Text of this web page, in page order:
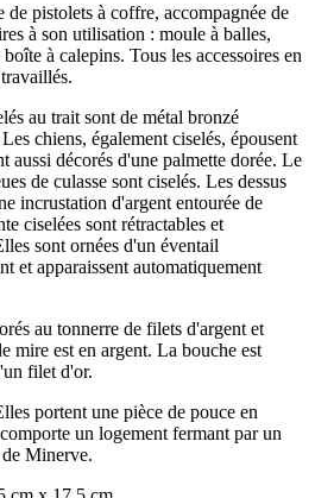
pistolets à coffre, accompagnée de
à son utilisation : moule à balles,
à calepins. Tous les accessoires en
au trait sont de métal bronzé
chiens, également ciselés, épousent
aussi décorés d'une palmette dorée. Le
de culasse sont ciselés. Les dessus
incrustation d'argent entourée de
ciselées sont rétractables et
sont ornées d'un éventail
et apparaissent automatiquement
au tonnerre de filets d'argent et
mire est en argent. La bouche est
filet d'or.
portent une pièce de pouce en
un logement fermant par un
Minerve.